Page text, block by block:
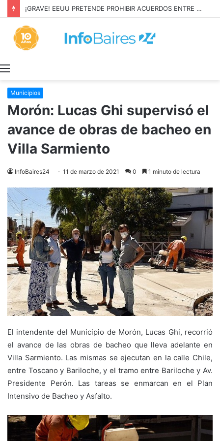
¡GRAVE! EEUU PRETENDE PROHIBIR ACUERDOS ENTRE CHINA Y UNA COOPERATIVA EN NEUQUÉN
Municipios
Morón: Lucas Ghi supervisó el
avance de obras de bacheo en
Villa Sarmiento
InfoBaires24 11 de marzo de 2021 0 1 minuto de lectura
El intendente del Municipio de Morón, Lucas Ghi, recorrió
el avance de las obras de bacheo que lleva adelante en
Villa Sarmiento. Las mismas se ejecutan en la calle Chile,
entre Toscano y Bariloche, y el tramo entre Bariloche y Av.
Presidente Perón. Las tareas se enmarcan en el Plan
Intensivo de Bacheo y Asfalto.